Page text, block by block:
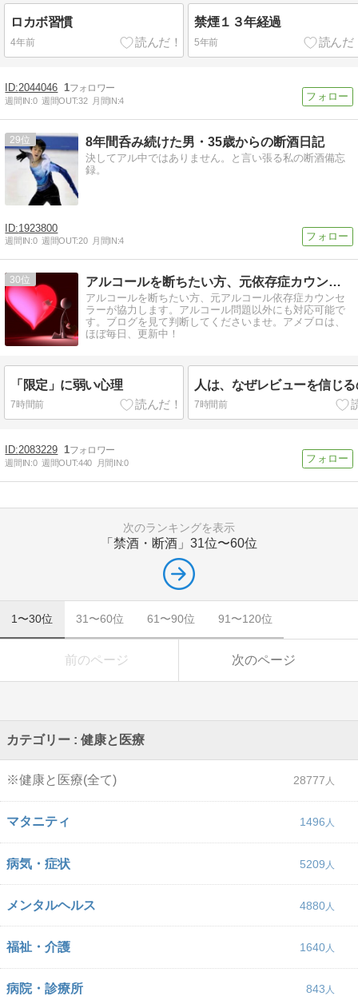
ロカボ習慣
4年前
禁煙１３年経過
5年前
2044046 1
週間IN:0 週間OUT:32 月間IN:4
29 8年間呑み続けた男・35歳からの断酒日記
決してアル中ではありません。と言い張る私の断酒備忘
録。
1923800
週間IN:0 週間OUT:20 月間IN:4
30 アルコールを断ちたい方、元依存症カウンセラーが協力します。
アルコールを断ちたい方、元アルコール依存症カウンセ
ラーが協力します。アルコール問題以外にも対応可能で
す。ブログを見て判断してくださいませ。アメブロは、
ほぼ毎日、更新中！
「限定」に弱い心理
7時間前
人は、なぜレビューを信じ
7時間前
2083229 1
週間IN:0 週間OUT:440 月間IN:0
次のランキングを表示
「禁酒・断酒」 31位〜60位
1〜30位 31〜60位 61〜90位 91〜120位
前のページ 次のページ
カテゴリー : 健康と医療
※健康と医療(全て) 28777
マタニティ 1496
病気・症状 5209
メンタルヘルス 4880
福祉・介護 1640
病院・診療所 843